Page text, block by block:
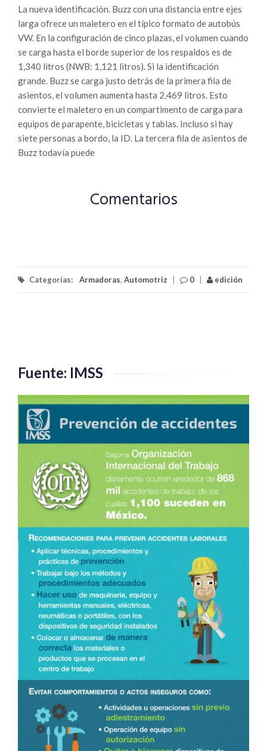
La nueva identificación. Buzz con una distancia entre ejes
larga ofrece un maletero en el típico formato de autobús
VW. En la configuración de cinco plazas, el volumen cuando
se carga hasta el borde superior de los respaldos es de
1,340 litros (NWB: 1,121 litros). Si la identificación
grande. Buzz se carga justo detrás de la primera fila de
asientos, el volumen aumenta hasta 2,469 litros. Esto
convierte el maletero en un compartimento de carga para
equipos de parapente, bicicletas y tablas. Incluso si hay
siete personas a bordo, la ID. La tercera fila de asientos de
Buzz todavía puede
Comentarios
Categorías: Armadoras, Automotriz 0 edición
Fuente: IMSS